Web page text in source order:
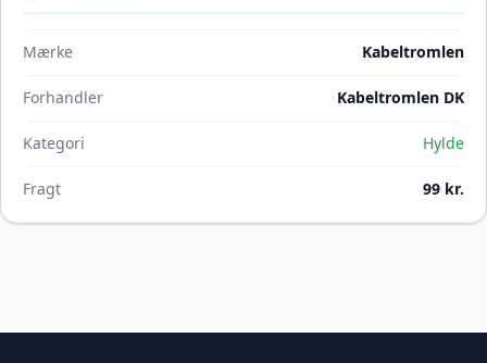
Mærke Kabeltromlen
Forhandler Kabeltromlen DK
Kategori Hylde
Fragt 99 kr.